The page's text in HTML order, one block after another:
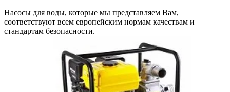
Насосы для воды, которые мы представляем Вам,
соответствуют всем европейским нормам качествам и
стандартам безопасности.